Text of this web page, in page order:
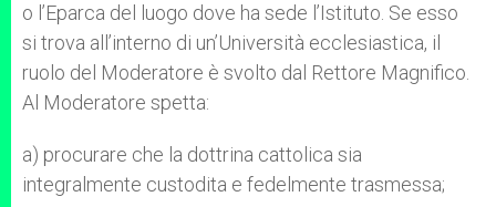
o l’Eparca del luogo dove ha sede l’Istituto. Se esso
si trova all’interno di un’Università ecclesiastica, il
ruolo del Moderatore è svolto dal Rettore Magnifico.
Al Moderatore spetta:
a) procurare che la dottrina cattolica sia
integralmente custodita e fedelmente trasmessa;